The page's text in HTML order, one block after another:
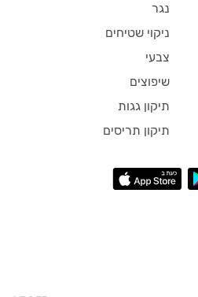
נגר
ניקוי שטיחים
צבעי
שיפוצים
תיקון גגות
תיקון תריסים